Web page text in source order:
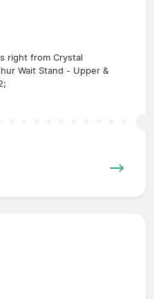
right from Crystal
Wait Stand - Upper &